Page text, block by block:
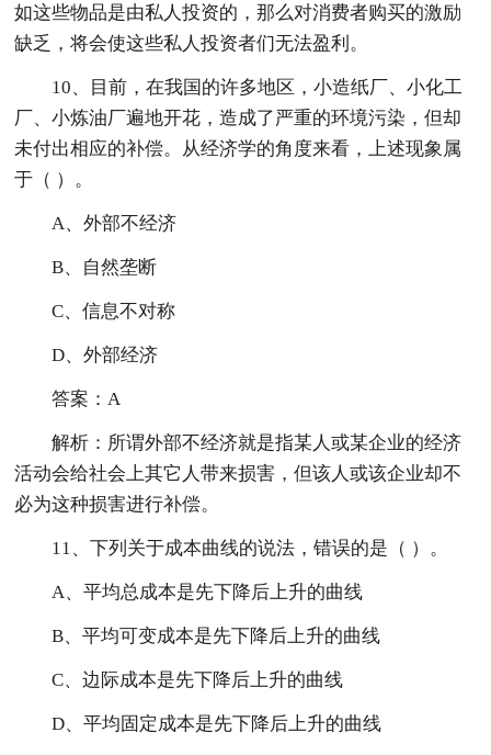
如这些物品是由私人投资的，那么对消费者购买的激励
缺乏，将会使这些私人投资者们无法盈利。
10、目前，在我国的许多地区，小造纸厂、小化工
厂、小炼油厂遍地开花，造成了严重的环境污染，但却
未付出相应的补偿。从经济学的角度来看，上述现象属
于（ ）。
A、外部不经济
B、自然垄断
C、信息不对称
D、外部经济
答案：A
解析：所谓外部不经济就是指某人或某企业的经济
活动会给社会上其它人带来损害，但该人或该企业却不
必为这种损害进行补偿。
11、下列关于成本曲线的说法，错误的是（ ）。
A、平均总成本是先下降后上升的曲线
B、平均可变成本是先下降后上升的曲线
C、边际成本是先下降后上升的曲线
D、平均固定成本是先下降后上升的曲线